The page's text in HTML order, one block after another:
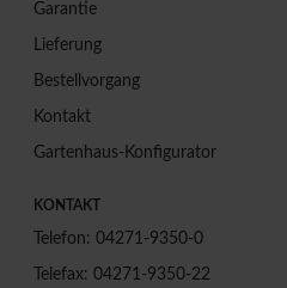
Garantie
Lieferung
Bestellvorgang
Kontakt
Gartenhaus-Konfigurator
KONTAKT
Telefon: 04271-9350-0
Telefax: 04271-9350-22